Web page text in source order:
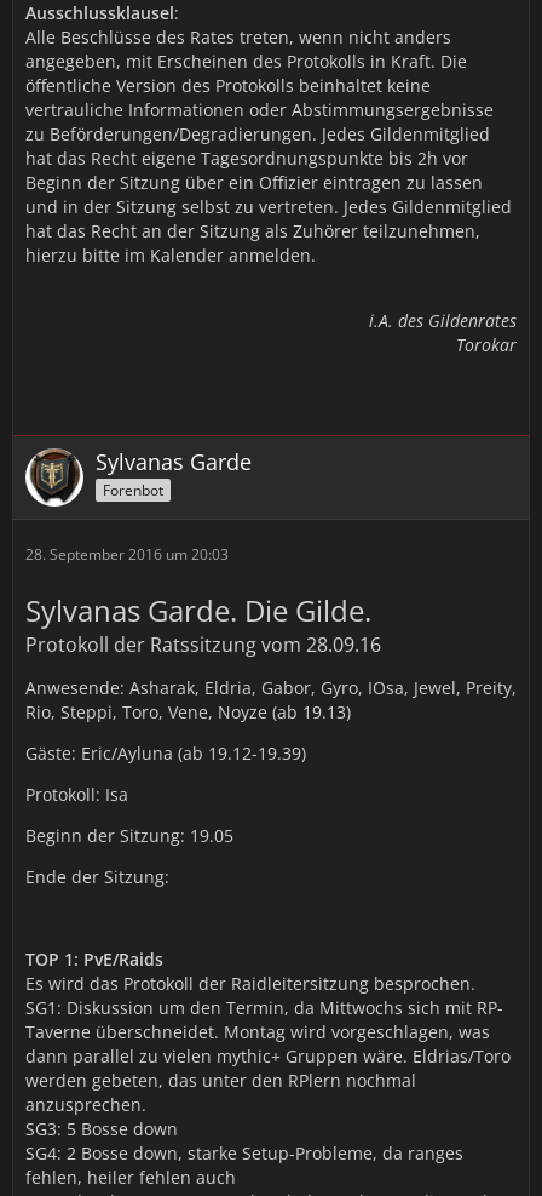
Ausschlussklausel:
Alle Beschlüsse des Rates treten, wenn nicht anders
angegeben, mit Erscheinen des Protokolls in Kraft. Die
öffentliche Version des Protokolls beinhaltet keine
vertrauliche Informationen oder Abstimmungsergebnisse
zu Beförderungen/Degradierungen. Jedes Gildenmitglied
hat das Recht eigene Tagesordnungspunkte bis 2h vor
Beginn der Sitzung über ein Offizier eintragen zu lassen
und in der Sitzung selbst zu vertreten. Jedes Gildenmitglied
hat das Recht an der Sitzung als Zuhörer teilzunehmen,
hierzu bitte im Kalender anmelden.
i.A. des Gildenrates
Torokar
Sylvanas Garde
Forenbot
28. September 2016 um 20:03
Sylvanas Garde. Die Gilde.
Protokoll der Ratssitzung vom 28.09.16
Anwesende: Asharak, Eldria, Gabor, Gyro, IOsa, Jewel, Preity,
Rio, Steppi, Toro, Vene, Noyze (ab 19.13)
Gäste: Eric/Ayluna (ab 19.12-19.39)
Protokoll: Isa
Beginn der Sitzung: 19.05
Ende der Sitzung:
TOP 1: PvE/Raids
Es wird das Protokoll der Raidleitersitzung besprochen.
SG1: Diskussion um den Termin, da Mittwochs sich mit RP-
Taverne überschneidet. Montag wird vorgeschlagen, was
dann parallel zu vielen mythic+ Gruppen wäre. Eldrias/Toro
werden gebeten, das unter den RPlern nochmal
anzusprechen.
SG3: 5 Bosse down
SG4: 2 Bosse down, starke Setup-Probleme, da ranges
fehlen, heiler fehlen auch